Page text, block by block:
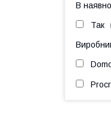
В
Так